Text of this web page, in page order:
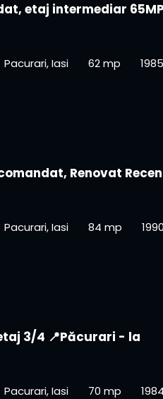
etaj intermediar
Pacurari, Iasi 62 mp 1985
Renovat
Pacurari, Iasi 84 mp
3/4 📍Păcurari - la
Pacurari, Iasi 70 mp